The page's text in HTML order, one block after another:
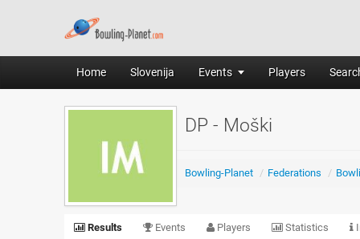
Home Slovenija Events Players
DP - Moški
Bowling-Planet / Federations /
Results Events Players Statistics